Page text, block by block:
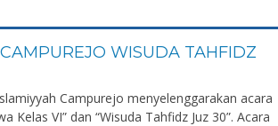
WISUDA TAHFIDZ
Campurejo menyelenggarakan acara
Kelas VI” dan “Wisuda Tahfidz Juz 30”. Acara